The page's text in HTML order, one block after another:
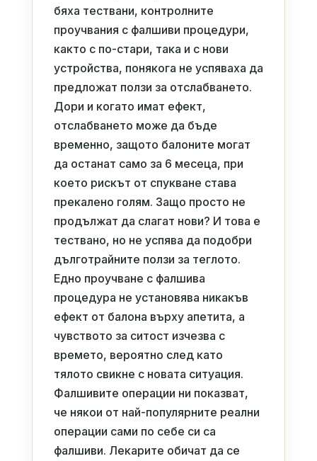
бяха тествани, контролните
проучвания с фалшиви процедури,
както с по-стари, така и с нови
устройства, понякога не успяваха да
предложат ползи за отслабването.
Дори и когато имат ефект,
отслабването може да бъде
временно, защото балоните могат
да останат само за 6 месеца, при
което рискът от спукване става
прекалено голям. Защо просто не
продължат да слагат нови? И това е
тествано, но не успява да подобри
дълготрайните ползи за теглото.
Едно проучване с фалшива
процедура не установява никакъв
ефект от балона върху апетита, а
чувството за ситост изчезва с
времето, вероятно след като
тялото свикне с новата ситуация.
Фалшивите операции ни показват,
че някои от най-популярните реални
операции сами по себе си са
фалшиви. Лекарите обичат да се